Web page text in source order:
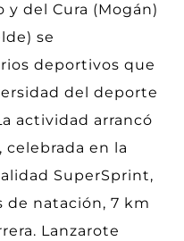
y del Cura (Mogán)
se
deportivos que
del deporte
actividad arrancó
en la
SuperSprint,
natación, 7 km
Lanzarote